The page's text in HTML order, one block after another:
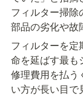
フィルター掃除
部品の劣化や故
フィルターを
命を延ばす最も
修理費用を払う
い方が長い目で